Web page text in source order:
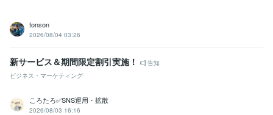
tonson
2026/08/04 03:26
新サービス＆期間限定割引実施！
告知
ビジネス・マーケティング
ころたろ✅SNS運用・拡散
2026/08/03 16:16